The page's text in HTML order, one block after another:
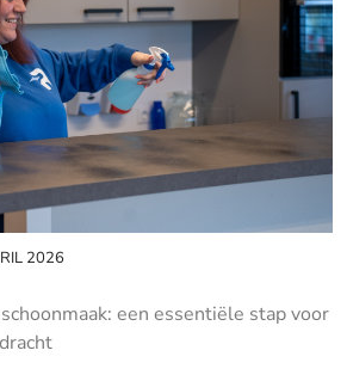
2026
een essentiële stap voor